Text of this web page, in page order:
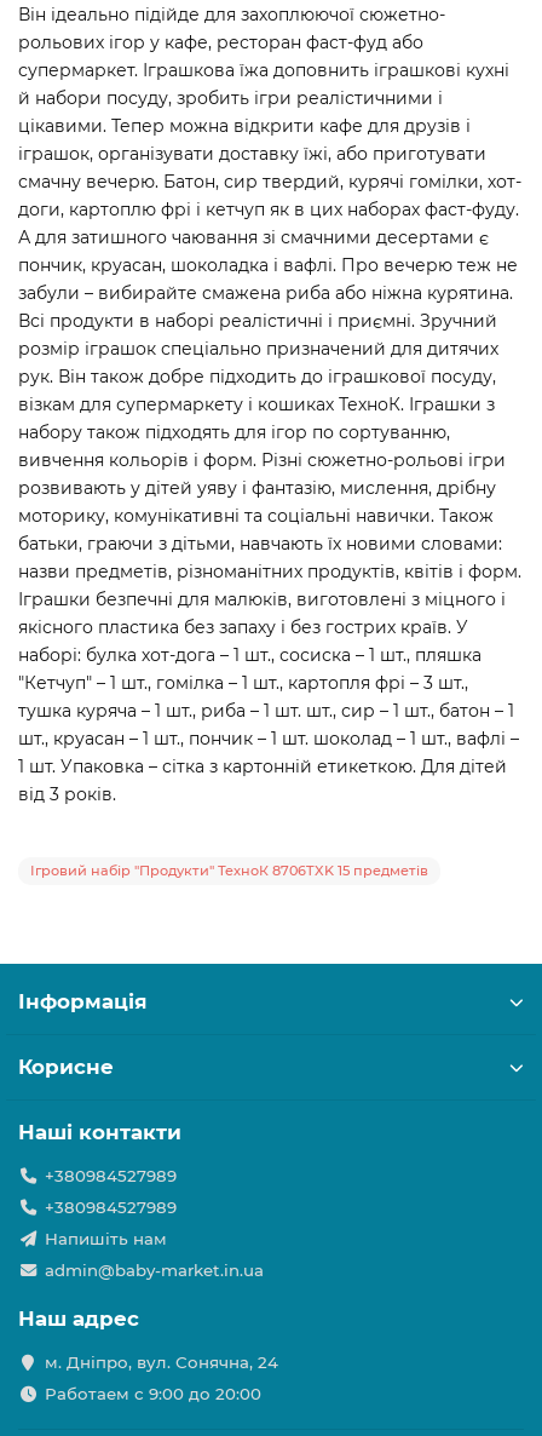
Він ідеально підійде для захоплюючої сюжетно-
рольових ігор у кафе, ресторан фаст-фуд або
супермаркет. Іграшкова їжа доповнить іграшкові кухні
й набори посуду, зробить ігри реалістичними і
цікавими. Тепер можна відкрити кафе для друзів і
іграшок, організувати доставку їжі, або приготувати
смачну вечерю. Батон, сир твердий, курячі гомілки, хот-
доги, картоплю фрі і кетчуп як в цих наборах фаст-фуду.
А для затишного чаювання зі смачними десертами є
пончик, круасан, шоколадка і вафлі. Про вечерю теж не
забули – вибирайте смажена риба або ніжна курятина.
Всі продукти в наборі реалістичні і приємні. Зручний
розмір іграшок спеціально призначений для дитячих
рук. Він також добре підходить до іграшкової посуду,
візкам для супермаркету і кошиках ТехноК. Іграшки з
набору також підходять для ігор по сортуванню,
вивчення кольорів і форм. Різні сюжетно-рольові ігри
розвивають у дітей уяву і фантазію, мислення, дрібну
моторику, комунікативні та соціальні навички. Також
батьки, граючи з дітьми, навчають їх новими словами:
назви предметів, різноманітних продуктів, квітів і форм.
Іграшки безпечні для малюків, виготовлені з міцного і
якісного пластика без запаху і без гострих країв. У
наборі: булка хот-дога – 1 шт., сосиска – 1 шт., пляшка
"Кетчуп" – 1 шт., гомілка – 1 шт., картопля фрі – 3 шт.,
тушка куряча – 1 шт., риба – 1 шт. шт., сир – 1 шт., батон – 1
шт., круасан – 1 шт., пончик – 1 шт. шоколад – 1 шт., вафлі –
1 шт. Упаковка – сітка з картонній етикеткою. Для дітей
від 3 років.
Ігровий набір "Продукти" ТехноК 8706TXK 15 предметів
Інформація
Корисне
Наші контакти
+380984527989
+380984527989
Напишіть нам
admin@baby-market.in.ua
Наш адрес
м. Дніпро, вул. Сонячна, 24
Работаем с 9:00 до 20:00